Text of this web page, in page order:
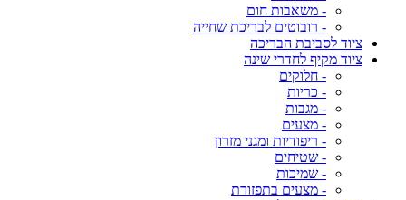
- משאבות חום
- רובוטים לבריכת שחייה
ציוד לסביבת הבריכה
ציוד מקיף לחדרי שינה
- חלוקים
- כריות
- מגבות
- מצעים
- ריפודיות ומגני מזרון
- שטיחים
- שמיכות
- מצעים בתפזורת